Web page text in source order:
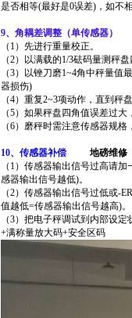
是否相等(最好是0误差)，如不
9、角耦差调整（单传感器）
（1）先进行重量校正。
（2）以满载的1/3砝码量测秤
（3）以锉刀磨1~4角中秤量
器损伤)
（4）重复2~3项动作，直到
（5）如果秤盘四角值误差过
（6）磨秤时需注意传感器规
10、传感器补偿
地磅维修
（1）传感器输出信号过高请
感器输出信号越低)。
（2）传感器输出信号过低或-
值越低=传感器输出信号越高)。
（3）把电子秤调试到内部设
+满称量放大码+安全区码